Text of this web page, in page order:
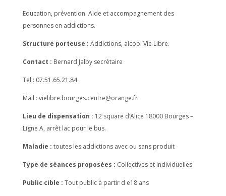
Education, prévention. Aide et accompagnement des
personnes en addictions.
Structure porteuse : Addictions, alcool Vie Libre.
Contact : Bernard Jalby secrétaire
Tel : 07.51.65.21.84
Mail : vielibre.bourges.centre@orange.fr
Lieu de dispensation : 12 square d’Alice 18000 Bourges –
Ligne A, arrêt lac pour le bus.
Maladie : toutes les addictions avec ou sans produit
Type de séances proposées : Collectives et individuelles
Public cible : Tout public à partir d e18 ans